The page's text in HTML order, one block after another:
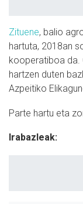
Zituene, balio
hartuta, 2018an
kooperatiboa da.
hartzen duten
Azpeitiko
Parte hartu eta
Irabazleak: